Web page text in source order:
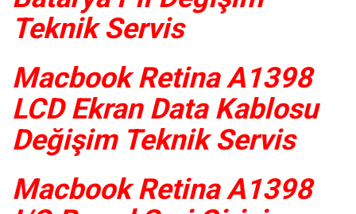
Teknik Servis
Macbook Retina A1398
LCD Ekran Data Kablosu
Değişim Teknik Servis
Macbook Retina A1398